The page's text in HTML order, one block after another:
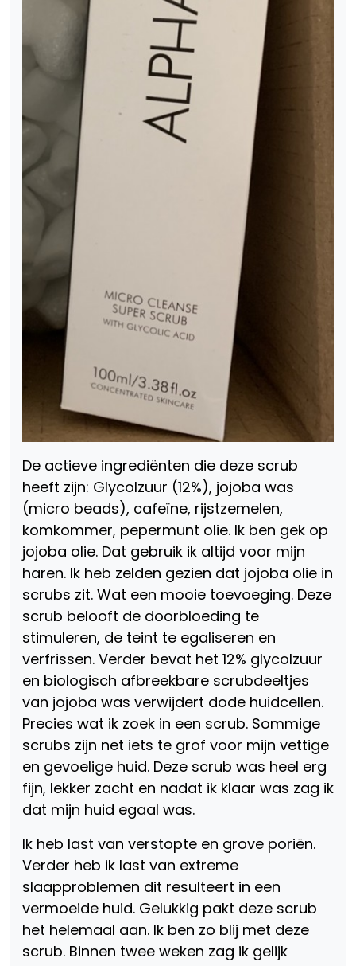
De actieve ingrediënten die deze scrub
heeft zijn: Glycolzuur (12%), jojoba was
(micro beads), cafeïne, rijstzemelen,
komkommer, pepermunt olie. Ik ben gek op
jojoba olie. Dat gebruik ik altijd voor mijn
haren. Ik heb zelden gezien dat jojoba olie in
scrubs zit. Wat een mooie toevoeging. Deze
scrub belooft de doorbloeding te
stimuleren, de teint te egaliseren en
verfrissen. Verder bevat het 12% glycolzuur
en biologisch afbreekbare scrubdeeltjes
van jojoba was verwijdert dode huidcellen.
Precies wat ik zoek in een scrub. Sommige
scrubs zijn net iets te grof voor mijn vettige
en gevoelige huid. Deze scrub was heel erg
fijn, lekker zacht en nadat ik klaar was zag ik
dat mijn huid egaal was.
Ik heb last van verstopte en grove poriën.
Verder heb ik last van extreme
slaapproblemen dit resulteert in een
vermoeide huid. Gelukkig pakt deze scrub
het helemaal aan. Ik ben zo blij met deze
scrub. Binnen twee weken zag ik gelijk